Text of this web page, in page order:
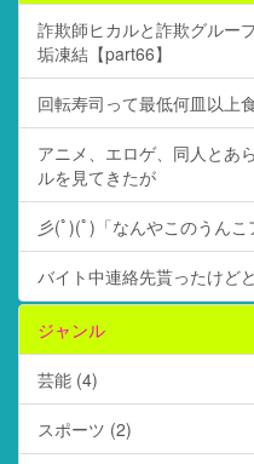
詐欺師ヒカルと詐欺グルー
垢凍結【part66】
回転寿司って最低何皿以上
アニメ、エロゲ、同人とあ
ルを見てきたが
彡(ﾟ)(ﾟ)「なんやこのうんこ
バイト中連絡先貰ったけど
ジャンル
芸能 (4)
スポーツ (2)